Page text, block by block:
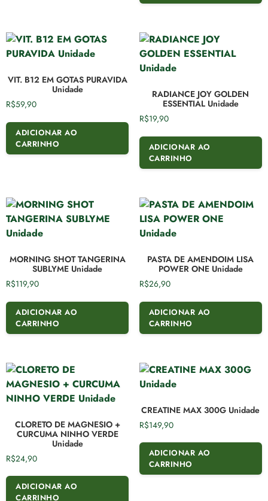
VIT. B12 EM GOTAS PURAVIDA
Unidade
R$59,90
ADICIONAR AO
CARRINHO
RADIANCE JOY GOLDEN
ESSENTIAL Unidade
R$19,90
ADICIONAR AO
CARRINHO
MORNING SHOT TANGERINA
SUBLYME Unidade
R$119,90
ADICIONAR AO
CARRINHO
PASTA DE AMENDOIM LISA
POWER ONE Unidade
R$26,90
ADICIONAR AO
CARRINHO
CLORETO DE MAGNESIO +
CURCUMA NINHO VERDE
Unidade
R$24,90
ADICIONAR AO
CARRINHO
CREATINE MAX 300G Unidade
R$149,90
ADICIONAR AO
CARRINHO